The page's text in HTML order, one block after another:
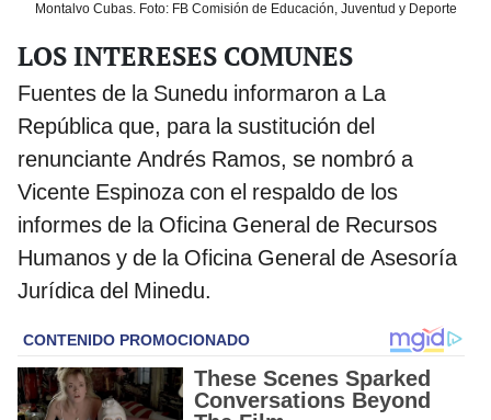
Montalvo Cubas. Foto: FB Comisión de Educación, Juventud y Deporte
LOS INTERESES COMUNES
Fuentes de la Sunedu informaron a La
República que, para la sustitución del
renunciante Andrés Ramos, se nombró a
Vicente Espinoza con el respaldo de los
informes de la Oficina General de Recursos
Humanos y de la Oficina General de Asesoría
Jurídica del Minedu.